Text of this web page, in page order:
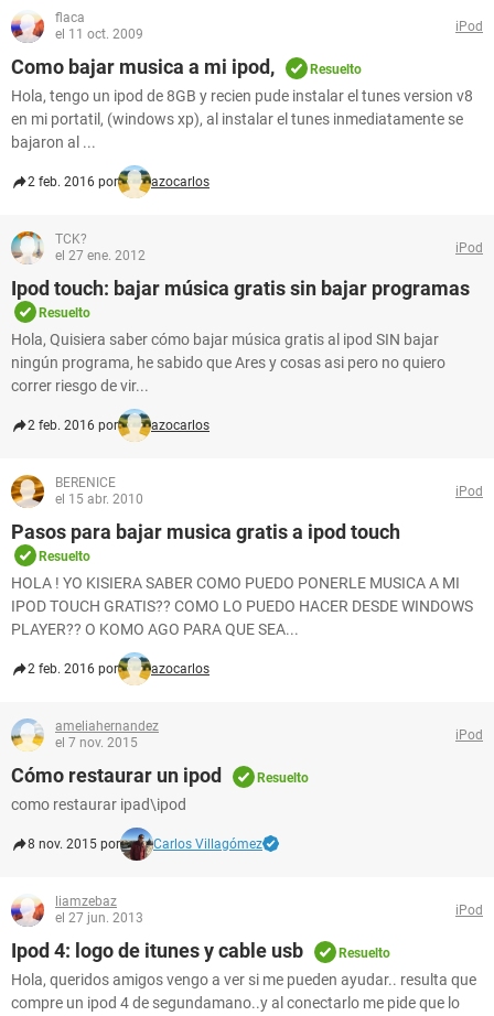
flaca
el 11 oct. 2009
iPod
Como bajar musica a mi ipod, Resuelto
Hola, tengo un ipod de 8GB y recien pude instalar el tunes version v8
en mi portatil, (windows xp), al instalar el tunes inmediatamente se
bajaron al ...
2 feb. 2016 por azocarlos
TCK?
el 27 ene. 2012
iPod
Ipod touch: bajar música gratis sin bajar programas
Resuelto
Hola, Quisiera saber cómo bajar música gratis al ipod SIN bajar
ningún programa, he sabido que Ares y cosas asi pero no quiero
correr riesgo de vir...
2 feb. 2016 por azocarlos
BERENICE
el 15 abr. 2010
iPod
Pasos para bajar musica gratis a ipod touch
Resuelto
HOLA ! YO KISIERA SABER COMO PUEDO PONERLE MUSICA A MI
IPOD TOUCH GRATIS?? COMO LO PUEDO HACER DESDE WINDOWS
PLAYER?? O KOMO AGO PARA QUE SEA...
2 feb. 2016 por azocarlos
ameliahernandez
el 7 nov. 2015
iPod
Cómo restaurar un ipod Resuelto
como restaurar ipad\ipod
8 nov. 2015 por Carlos Villagómez
liamzebaz
el 27 jun. 2013
iPod
Ipod 4: logo de itunes y cable usb Resuelto
Hola, queridos amigos vengo a ver si me pueden ayudar.. resulta que
compre un ipod 4 de segundamano..y al conectarlo me pide que lo